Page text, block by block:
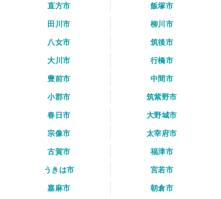
直方市
飯塚市
田川市
柳川市
八女市
筑後市
大川市
行橋市
豊前市
中間市
小郡市
筑紫野市
春日市
大野城市
宗像市
太宰府市
古賀市
福津市
うきは市
宮若市
嘉麻市
朝倉市